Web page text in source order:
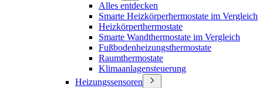
Alles entdecken
Smarte Heizkörperhermostate im Vergleich
Heizkörperthermostate
Smarte Wandthermostate im Vergleich
Fußbodenheizungsthermostate
Raumthermostate
Klimaanlagensteuerung
Heizungssensoren